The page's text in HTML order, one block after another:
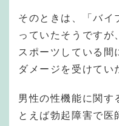
そのときは、「バイ
っていたそうですが
スポーツしている間
ダメージを受けてい
男性の性機能に関す
とえば勃起障害で医